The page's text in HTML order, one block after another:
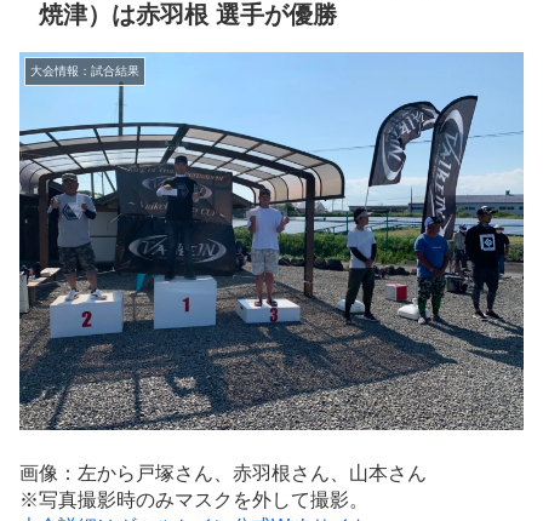
焼津）は赤羽根 選手が優勝
大会情報：試合結果
画像：左から戸塚さん、赤羽根さん、山本さん
※写真撮影時のみマスクを外して撮影。